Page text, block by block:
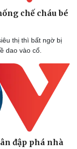
chế cháu bé
thị thì bất ngờ bị
dao vào cổ.
đập phá nhà